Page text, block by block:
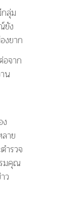
ลุ่ม
ยัง
งยาก
อจาก
น
าย
ำรวจ
มคุณ
ว